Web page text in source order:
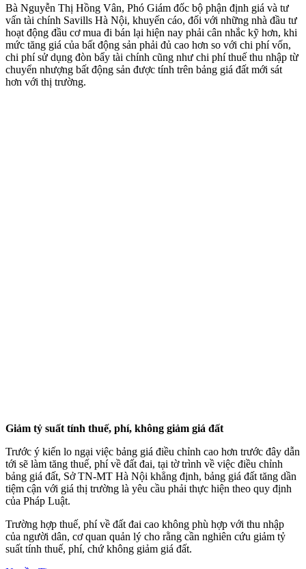
Bà Nguyễn Thị Hồng Vân, Phó Giám đốc bộ phận định giá và tư
vấn tài chính Savills Hà Nội, khuyến cáo, đối với những nhà đầu tư
hoạt động đầu cơ mua đi bán lại hiện nay phải cân nhắc kỹ hơn, khi
mức tăng giá của bất động sản phải đủ cao hơn so với chi phí vốn,
chi phí sử dụng đòn bẩy tài chính cũng như chi phí thuế thu nhập từ
chuyển nhượng bất động sản được tính trên bảng giá đất mới sát
hơn với thị trường.
Giảm tỷ suất tính thuế, phí, không giảm giá đất
Trước ý kiến lo ngại việc bảng giá điều chỉnh cao hơn trước đây dẫn
tới sẽ làm tăng thuế, phí về đất đai, tại tờ trình về việc điều chỉnh
bảng giá đất, Sở TN-MT Hà Nội khẳng định, bảng giá đất tăng dần
tiệm cận với giá thị trường là yêu cầu phải thực hiện theo quy định
của Pháp Luật.
Trường hợp thuế, phí về đất đai cao không phù hợp với thu nhập
của người dân, cơ quan quản lý cho rằng cần nghiên cứu giảm tỷ
suất tính thuế, phí, chứ không giảm giá đất.